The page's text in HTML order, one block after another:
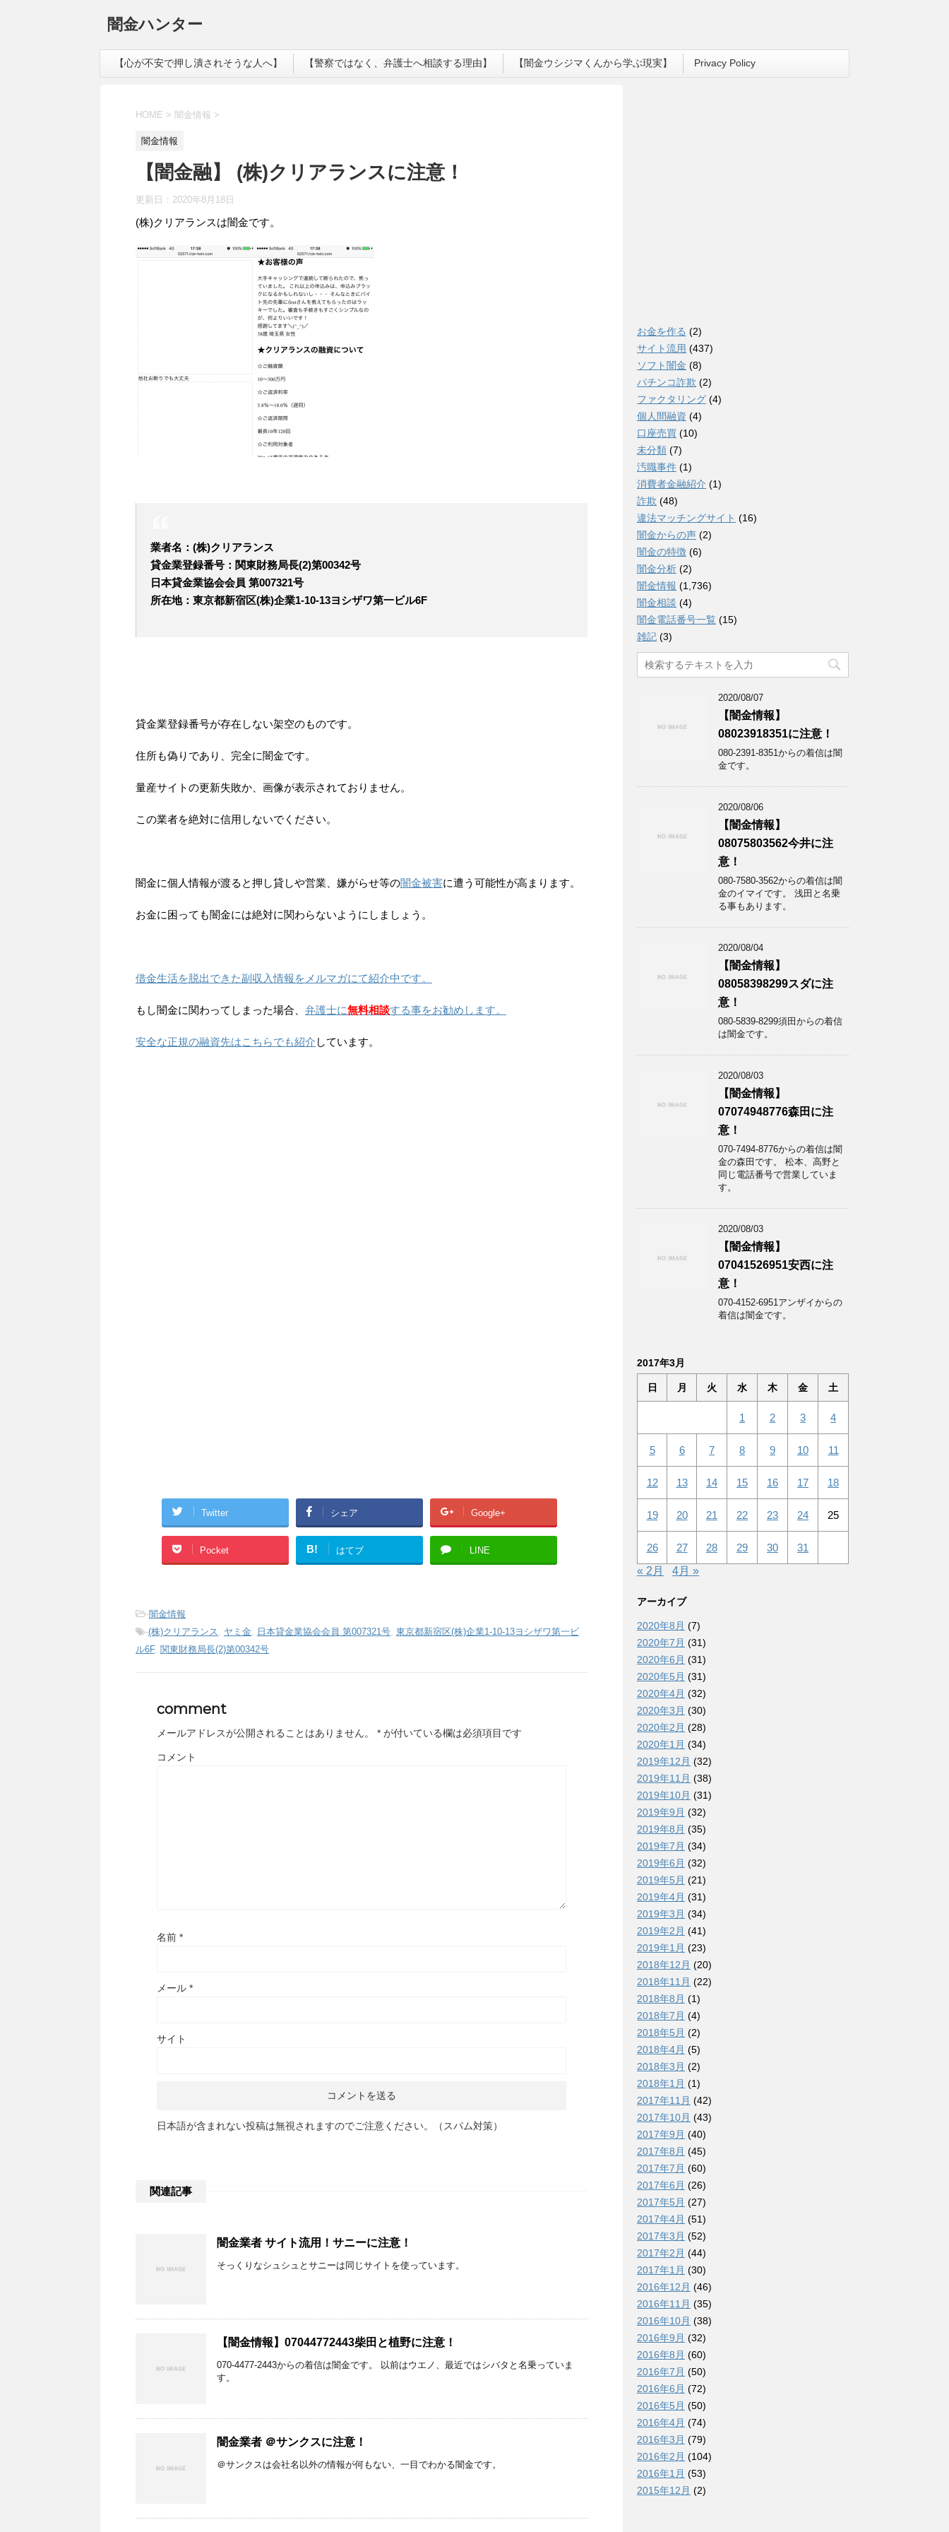
闇金ハンター
【心が不安で押し潰されそうな人へ】 【警察ではなく、弁護士へ相談する理由】 【闇金ウシジマくんから学ぶ現実】 Privacy Policy
HOME > 闇金情報 >
闇金情報
【闇金融】 (株)クリアランスに注意！
更新日： 2020年8月18日
(株)クリアランスは闇金です。
業者名：(株)クリアランス
貸金業登録番号：関東財務局長(2)第00342号
日本貸金業協会会員 第007321号
所在地：東京都新宿区(株)企業1-10-13ヨシザワ第一ビル6F
貸金業登録番号が存在しない架空のものです。
住所も偽りであり、完全に闇金です。
量産サイトの更新失敗か、画像が表示されておりません。
この業者を絶対に信用しないでください。
闇金に個人情報が渡ると押し貸しや営業、嫌がらせ等の闇金被害に遭う可能性が高まります。
お金に困っても闇金には絶対に関わらないようにしましょう。
借金生活を脱出できた副収入情報をメルマガにて紹介中です。
もし闇金に関わってしまった場合、 弁護士に無料相談する事をお勧めします。
安全な正規の融資先はこちらでも紹介 しています。
Twitter シェア Google+
Pocket B! はてブ LINE
-闇金情報
-(株)クリアランス, ヤミ金, 日本貸金業協会会員 第007321号, 東京都新宿区(株)企業1-10-13ヨシザワ第一ビ
ル6F, 関東財務局長(2)第00342号
comment
メールアドレスが公開されることはありません。 * が付いている欄は必須項目です
コメント
名前 *
メール *
サイト
日本語が含まれない投稿は無視されますのでご注意ください。（スパム対策）
関連記事
闇金業者 サイト流用！サニーに注意！
そっくりなシュシュとサニーは同じサイトを使っています。
【闇金情報】07044772443柴田と植野に注意！
070-4477-2443からの着信は闇金です。 以前はウエノ、最近ではシバタと名乗っていま
す。
闇金業者 ＠サンクスに注意！
＠サンクスは会社名以外の情報が何もない、一目でわかる闇金です。
お金を作る (2)
サイト流用 (437)
ソフト闇金 (8)
パチンコ詐欺 (2)
ファクタリング (4)
個人間融資 (4)
口座売買 (10)
未分類 (7)
汚職事件 (1)
消費者金融紹介 (1)
詐欺 (48)
違法マッチングサイト (16)
闇金からの声 (2)
闇金の特徴 (6)
闇金分析 (2)
闇金情報 (1,736)
闇金相談 (4)
闇金電話番号一覧 (15)
雑記 (3)
2020/08/07
【闇金情報】
08023918351に注意！
080-2391-8351からの着信は闇
金です。
2020/08/06
【闇金情報】
08075803562今井に注
意！
080-7580-3562からの着信は闇
金のイマイです。 浅田と名乗
る事もあります。
2020/08/04
【闇金情報】
08058398299スダに注
意！
080-5839-8299須田からの着信
は闇金です。
2020/08/03
【闇金情報】
07074948776森田に注
意！
070-7494-8776からの着信は闇
金の森田です。 松本、高野と
同じ電話番号で営業していま
す。
2020/08/03
【闇金情報】
07041526951安西に注
意！
070-4152-6951アンザイからの
着信は闇金です。
2017年3月
日 月 火 水 木 金 土
1 2 3 4
5 6 7 8 9 10 11
12 13 14 15 16 17 18
19 20 21 22 23 24 25
26 27 28 29 30
31
« 2月
4月 »
アーカイブ
2020年8月 (7)
2020年7月 (31)
2020年6月 (31)
2020年5月 (31)
2020年4月 (32)
2020年3月 (30)
2020年2月 (28)
2020年1月 (34)
2019年12月 (32)
2019年11月 (38)
2019年10月 (31)
2019年9月 (32)
2019年8月 (35)
2019年7月 (34)
2019年6月 (32)
2019年5月 (21)
2019年4月 (31)
2019年3月 (34)
2019年2月 (41)
2019年1月 (23)
2018年12月 (20)
2018年11月 (22)
2018年8月 (1)
2018年7月 (4)
2018年5月 (2)
2018年4月 (5)
2018年3月 (2)
2018年1月 (1)
2017年11月 (42)
2017年10月 (43)
2017年9月 (40)
2017年8月 (45)
2017年7月 (60)
2017年6月 (26)
2017年5月 (27)
2017年4月 (51)
2017年3月 (52)
2017年2月 (44)
2017年1月 (30)
2016年12月 (46)
2016年11月 (35)
2016年10月 (38)
2016年9月 (32)
2016年8月 (60)
2016年7月 (50)
2016年6月 (72)
2016年5月 (50)
2016年4月 (74)
2016年3月 (79)
2016年2月 (104)
2016年1月 (53)
2015年12月 (2)